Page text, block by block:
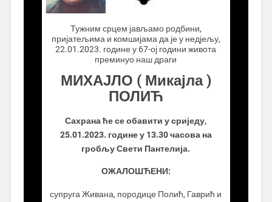
Тужним срцем јављамо родбини,
пријатељима и комшијама да је у недјељу,
22.01.2023. године у 67-ој години живота
преминуо наш драги
МИХАЈЛО ( Микајла )
ПОЛИЋ
Сахрана ће се обавити у сриједу,
25.01.2023. године у 13.30 часова на
гробљу Свети Пантелија.
ОЖАЛОШЋЕНИ:
супруга Живана, породице Полић, Гаврић и